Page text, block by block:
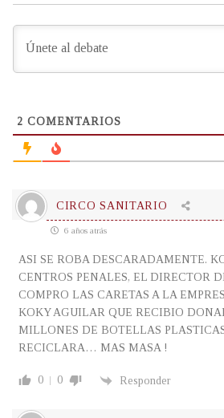
2 COMENTARIOS
CIRCO SANITARIO
6 años atrás
ASI SE ROBA DESCARADAMENTE.
CENTROS PENALES, EL DIRECTOR
COMPRO LAS CARETAS A LA
KOKY AGUILAR QUE RECIBIO
MILLONES DE BOTELLAS
RECICLARA… MAS MASA !
0 0 Responder